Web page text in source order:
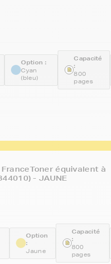
Option :
Cyan
(bleu)
Capacité
:
800
pages
équivalent à
- JAUNE
Option
:
Jaune
Capacité
:
800
pages